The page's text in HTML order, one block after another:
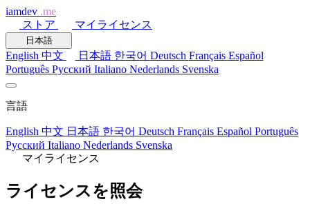
iamdev .me
ストア
マイライセンス
日本語
English 中文 日本語 한국어 Deutsch Français Español
Português Русский Italiano Nederlands Svenska
言語
English 中文 日本語 한국어 Deutsch Français Español Português
Русский Italiano Nederlands Svenska
マイライセンス
ライセンスを照会